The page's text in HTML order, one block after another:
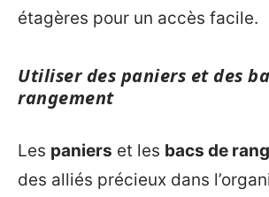
étagères pour un accès facile.
Utiliser des paniers et des
rangement
Les paniers et les bacs de
des alliés précieux dans